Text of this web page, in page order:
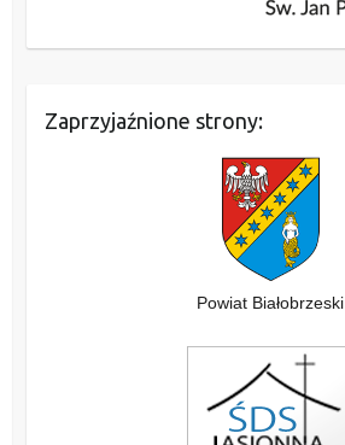
Zaprzyjaźnione strony:
Powiat Białobrzeski